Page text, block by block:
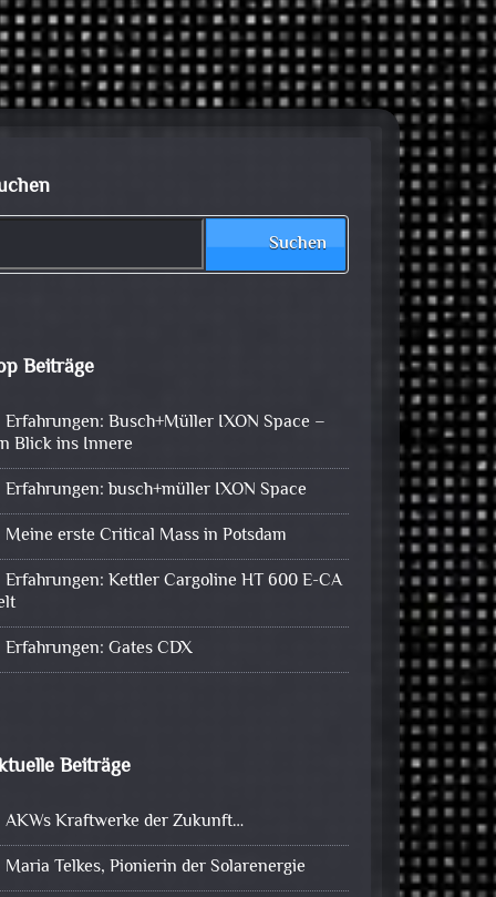
Suchen
Beiträge
Erfahrungen: Busch+Müller IXON Space –
Blick ins Innere
Erfahrungen: busch+müller IXON Space
Meine erste Critical Mass in Potsdam
Erfahrungen: Kettler Cargoline HT 600 E-CA
Erfahrungen: Gates CDX
Beiträge
AKWs Kraftwerke der Zukunft…
Maria Telkes, Pionierin der Solarenergie